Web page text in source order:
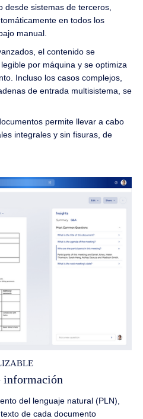
desde sistemas de terceros,
en todos los
manual.
el contenido se
por máquina y se optimiza
Incluso los casos complejos,
de entrada multisistema, se
permite llevar a cabo
integrales y sin fisuras, de
información
del lenguaje natural (PLN),
de cada documento